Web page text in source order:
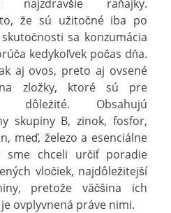
najzdravšie raňajky.
že sú užitočné iba po
sa konzumácia
kedykoľvek počas dňa.
aj ovos, preto aj ovsené
zložky, ktoré sú pre
dôležité. Obsahujú
skupiny B, zinok, fosfor,
meď, železo a esenciálne
sme chceli určiť poradie
vločiek, najdôležitejší
pretože väčšina ich
ovplyvnená práve nimi.